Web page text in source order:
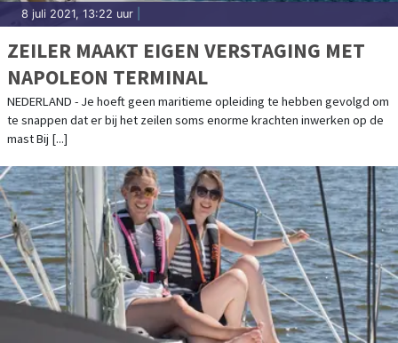
8 juli 2021, 13:22 uur
ZEILER MAAKT EIGEN VERSTAGING MET
NAPOLEON TERMINAL
NEDERLAND - Je hoeft geen maritieme opleiding te hebben gevolgd om
te snappen dat er bij het zeilen soms enorme krachten inwerken op de
mast Bij [...]